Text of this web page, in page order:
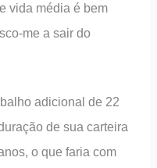
vida média é bem
me a sair do
adicional de 22
de sua carteira
o que faria com